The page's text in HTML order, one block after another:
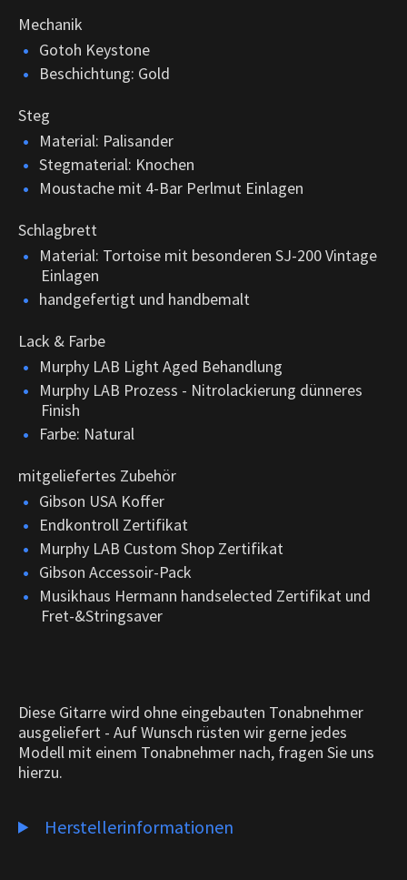
Mechanik
Gotoh Keystone
Beschichtung: Gold
Steg
Material: Palisander
Stegmaterial: Knochen
Moustache mit 4-Bar Perlmut Einlagen
Schlagbrett
Material: Tortoise mit besonderen SJ-200 Vintage
Einlagen
handgefertigt und handbemalt
Lack & Farbe
Murphy LAB Light Aged Behandlung
Murphy LAB Prozess - Nitrolackierung dünneres
Finish
Farbe: Natural
mitgeliefertes Zubehör
Gibson USA Koffer
Endkontroll Zertifikat
Murphy LAB Custom Shop Zertifikat
Gibson Accessoir-Pack
Musikhaus Hermann handselected Zertifikat und
Fret-&Stringsaver
Diese Gitarre wird ohne eingebauten Tonabnehmer
ausgeliefert - Auf Wunsch rüsten wir gerne jedes
Modell mit einem Tonabnehmer nach, fragen Sie uns
hierzu.
Herstellerinformationen